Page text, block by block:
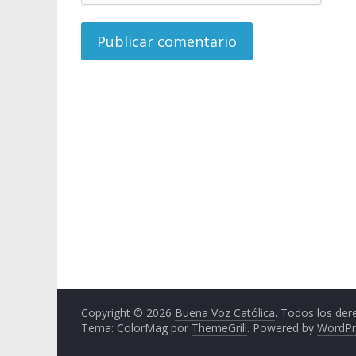
Copyright © 2026 Buena Voz Católica. Todos los
Tema: ColorMag por ThemeGrill. Powered by